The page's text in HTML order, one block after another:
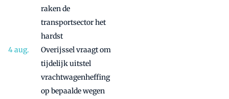
raken de
transportsector het
hardst
Overijssel vraagt om
tijdelijk uitstel
vrachtwagenheffing
op bepaalde wegen